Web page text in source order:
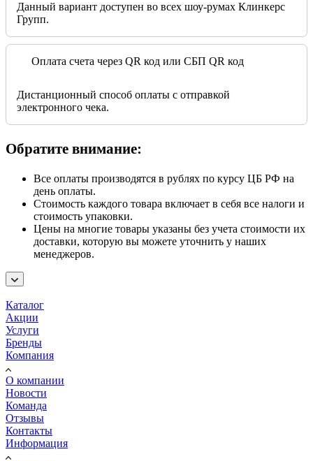
Данный вариант доступен во всех шоу-румах Клинкерс
Групп.
Оплата счета через QR код или СБП QR код
Дистанционный способ оплаты с отправкой
электронного чека.
Обратите внимание:
Все оплаты производятся в рублях по курсу ЦБ РФ на
день оплаты.
Стоимость каждого товара включает в себя все налоги и
стоимость упаковки.
Цены на многие товары указаны без учета стоимости их
доставки, которую вы можете уточнить у наших
менеджеров.
Каталог
Акции
Услуги
Бренды
Компания
О компании
Новости
Команда
Отзывы
Контакты
Информация